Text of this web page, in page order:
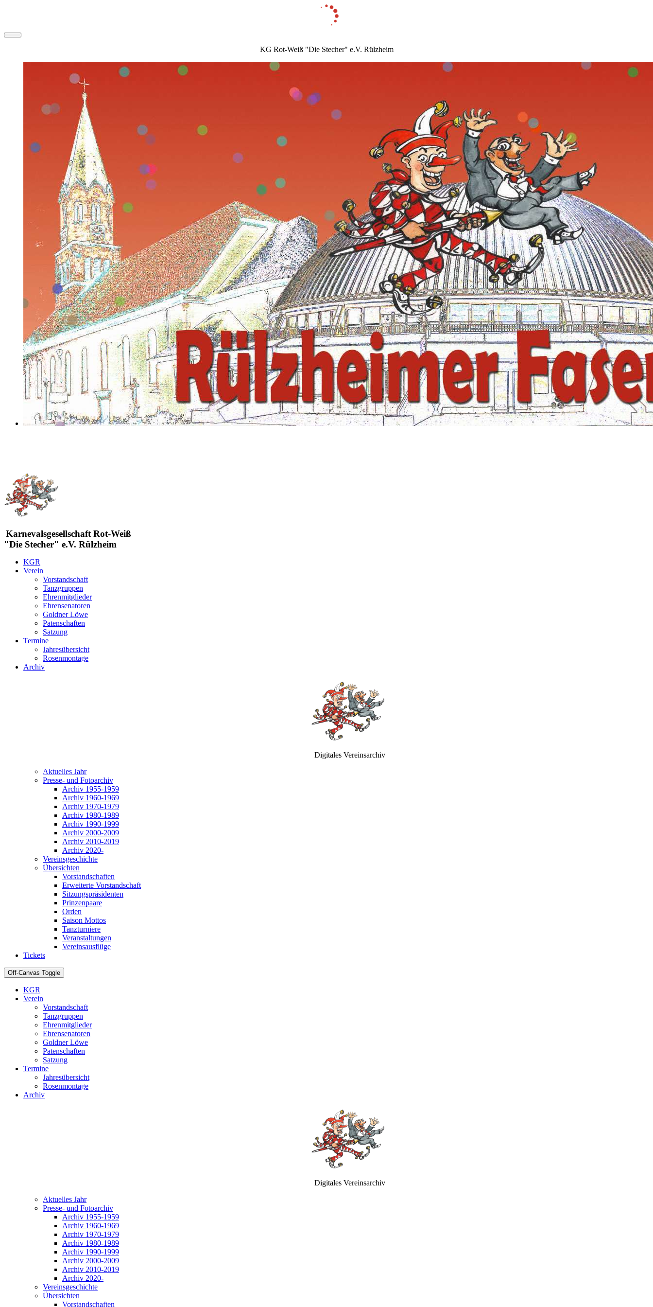
KG Rot-Weiß "Die Stecher" e.V. Rülzheim
Karnevalsgesellschaft Rot-Weiß
"Die Stecher" e.V. Rülzheim
KGR
Verein
Vorstandschaft
Tanzgruppen
Ehrenmitglieder
Ehrensenatoren
Goldner Löwe
Patenschaften
Satzung
Termine
Jahresübersicht
Rosenmontage
Archiv
Digitales Vereinsarchiv
Aktuelles Jahr
Presse- und Fotoarchiv
Archiv 1955-1959
Archiv 1960-1969
Archiv 1970-1979
Archiv 1980-1989
Archiv 1990-1999
Archiv 2000-2009
Archiv 2010-2019
Archiv 2020-
Vereinsgeschichte
Übersichten
Vorstandschaften
Erweiterte Vorstandschaft
Sitzungspräsidenten
Prinzenpaare
Orden
Saison Mottos
Tanzturniere
Veranstaltungen
Vereinsausflüge
Tickets
Off-Canvas Toggle
KGR
Verein
Vorstandschaft
Tanzgruppen
Ehrenmitglieder
Ehrensenatoren
Goldner Löwe
Patenschaften
Satzung
Termine
Jahresübersicht
Rosenmontage
Archiv
Digitales Vereinsarchiv
Aktuelles Jahr
Presse- und Fotoarchiv
Archiv 1955-1959
Archiv 1960-1969
Archiv 1970-1979
Archiv 1980-1989
Archiv 1990-1999
Archiv 2000-2009
Archiv 2010-2019
Archiv 2020-
Vereinsgeschichte
Übersichten
Vorstandschaften